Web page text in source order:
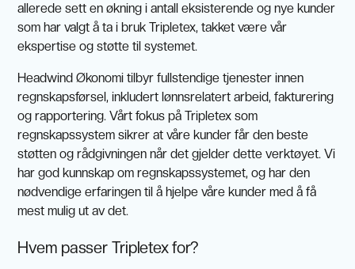
allerede sett en økning i antall eksisterende og nye kunder
som har valgt å ta i bruk Tripletex, takket være vår
ekspertise og støtte til systemet.
Headwind Økonomi tilbyr fullstendige tjenester innen
regnskapsførsel, inkludert lønnsrelatert arbeid, fakturering
og rapportering. Vårt fokus på Tripletex som
regnskapssystem sikrer at våre kunder får den beste
støtten og rådgivningen når det gjelder dette verktøyet. Vi
har god kunnskap om regnskapssystemet, og har den
nødvendige erfaringen til å hjelpe våre kunder med å få
mest mulig ut av det.
Hvem passer Tripletex for?